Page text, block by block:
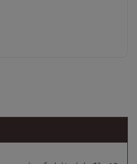
vòi rửa bát cách đây 3
bếp điện từ cách đây 45
máy sấy bát cách đây 15